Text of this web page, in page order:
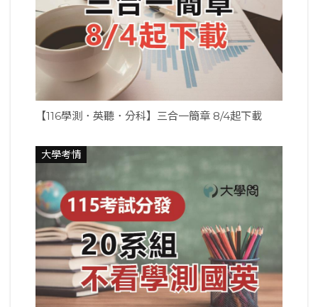
【116學測．英聽．分科】三合一簡章 8/4起下載
大學考情